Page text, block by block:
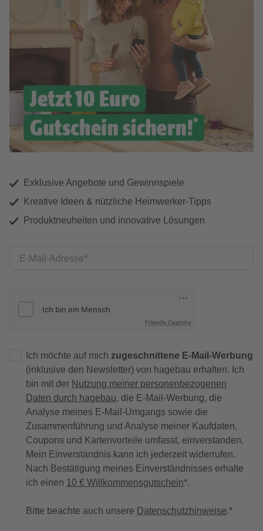
Exklusive Angebote und Gewinnspiele
Kreative Ideen & nützliche Heimwerker-Tipps
Produktneuheiten und innovative Lösungen
E-Mail-Adresse
Friendly Captcha
Ich möchte auf mich zugeschnittene E-Mail-Werbung
(inklusive den Newsletter) von hagebau erhalten. Ich
bin mit der Nutzung meiner personenbezogenen
Daten durch hagebau, die E-Mail-Werbung, die
Analyse meines E-Mail-Umgangs sowie die
Zusammenführung und Analyse meiner Kaufdaten,
Coupons und Kartenvorteile umfasst, einverstanden.
Mein Einverständnis kann ich jederzeit widerrufen.
Nach Bestätigung meines Einverständnisses erhalte
ich einen 10 € Willkommensgutschein*.
Bitte beachte auch unsere Datenschutzhinweise.